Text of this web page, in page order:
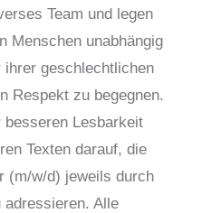
Team und legen
Menschen unabhängig
geschlechtlichen
Respekt zu begegnen.
Lesbarkeit
Texten darauf, die
(m/w/d) jeweils durch
adressieren. Alle